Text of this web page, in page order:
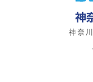
神奈